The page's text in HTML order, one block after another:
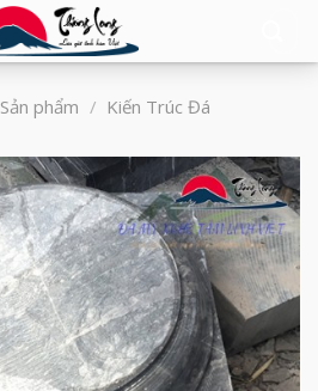
Sản phẩm / Kiến Trúc Đá